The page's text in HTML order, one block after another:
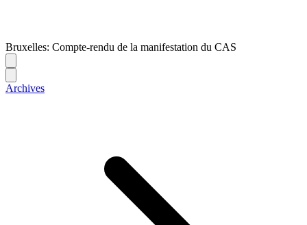
Bruxelles: Compte-rendu de la manifestation du CAS
Archives